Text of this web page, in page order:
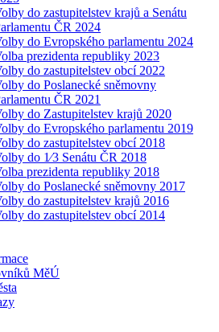
do zastupitelstev krajů a Senátu
ČR 2024
do Evropského parlamentu 2024
prezidenta republiky 2023
do zastupitelstev obcí 2022
do Poslanecké sněmovny
ČR 2021
do Zastupitelstev krajů 2020
do Evropského parlamentu 2019
do zastupitelstev obcí 2018
do 1⁄3 Senátu ČR 2018
prezidenta republiky 2018
do Poslanecké sněmovny 2017
do zastupitelstev krajů 2016
do zastupitelstev obcí 2014
MěÚ